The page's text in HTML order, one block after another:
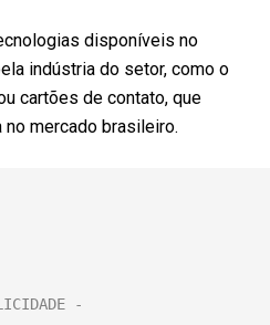
disponíveis no
indústria do setor, como o
cartões de contato, que
mercado brasileiro.